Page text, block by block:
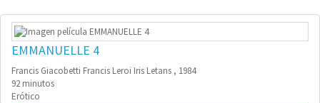
EMMANUELLE 4
Francis Giacobetti Francis Leroi Iris Letans , 1984
92 minutos
Erótico